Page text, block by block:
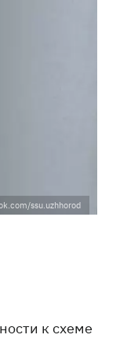
ssu.uzhhorod
к схеме